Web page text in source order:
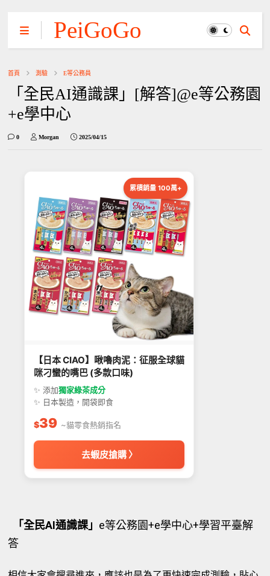
PeiGoGo
首頁 測驗 E等公務員
「全民AI通識課」[解答]@e等公務園
+e學中心
0 Morgan 2025/04/15
累積銷量 100萬+
【日本 CIAO】啾嚕肉泥：征服全球貓
咪刁蠻的嘴巴 (多款口味)
✨ 添加獨家綠茶成分
✨ 日本製造，開袋即食
$39 ~貓零食熱銷指名
去蝦皮搶購 〉
「全民AI通識課」 e等公務園+e學中心+學習平臺解
答